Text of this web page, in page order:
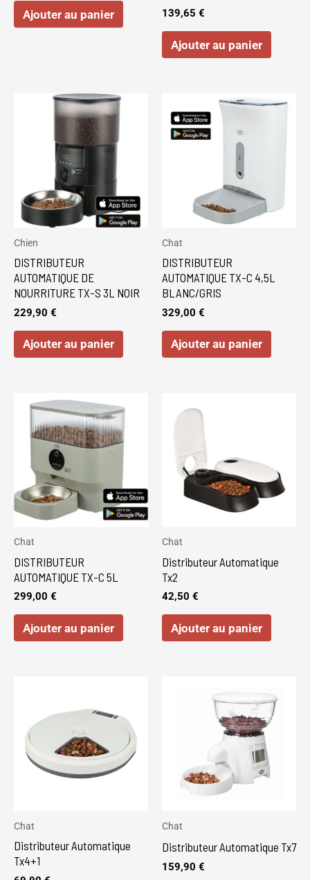
Ajouter au panier 139,65 €
Ajouter au panier
Chien
DISTRIBUTEUR
AUTOMATIQUE DE
NOURRITURE TX-S 3L NOIR
229,90 €
Ajouter au panier
Chat
DISTRIBUTEUR
AUTOMATIQUE TX-C 4,5L
BLANC/GRIS
329,00 €
Ajouter au panier
Chat
DISTRIBUTEUR
AUTOMATIQUE TX-C 5L
299,00 €
Ajouter au panier
Chat
Distributeur Automatique
Tx2
42,50 €
Ajouter au panier
Chat
Distributeur Automatique
Tx4+1
Chat
Distributeur Automatique Tx7
159,90 €